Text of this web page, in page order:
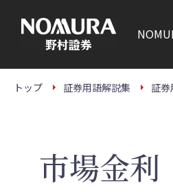
本
トップ 証券用語解説集 証
市場金利